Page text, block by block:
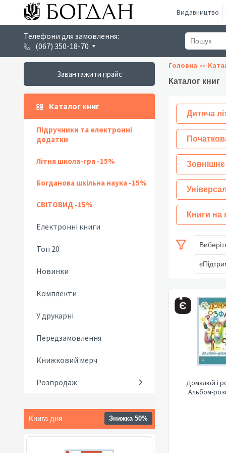
Видавництво
Телефони для замовлення:
(067) 350-18-70
Завантажити прайс
Каталог книг
Підручники та електронні
додатки
Літня школа-гра -15%
Богданова шкільна наука -15%
СВІТОВИД -15%
Електронні книги
Топ 20
Новинки
Комплекти
У друкарні
Передзамовлення
Книжковий мерч
Розпродаж
Книга дня Знижка 50%
Головна
Каталог книг
Дитяча
Книги на
Домалюй і
Альбом-